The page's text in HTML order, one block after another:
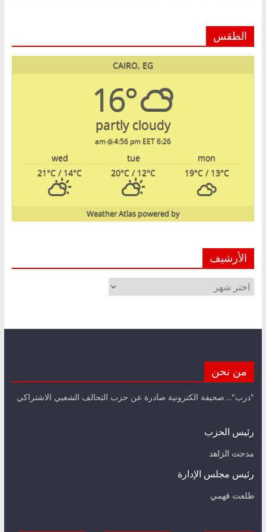
الطقس
CAIRO, EG
16°
partly cloudy
6:26 am
4:56 pm EET
mon
tue
wed
19°C/ 13°C
20°C / 12°C
21°C / 14°C
powered by
Weather Atlas
الأرشيف
الأرشيف
من نحن
"درب".. صحيفة الكترونية صادرة عن حزب التحالف الشعبي الاشتراكي
رئيس الحزب
مدحت الزاهد
رئيس مجلس الإدارة
طلعت فهمي